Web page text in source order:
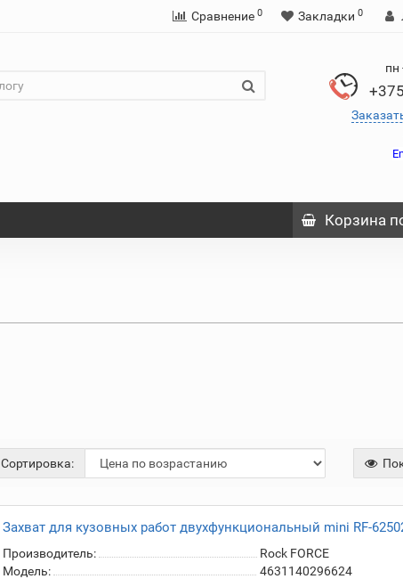
Сравнение 0 Закладки 0
пн
Корзина
Сортировка:
Захват для кузовных работ двухфункциональный mini RF-
Производитель:
Rock FORCE
Модель:
4631140296624